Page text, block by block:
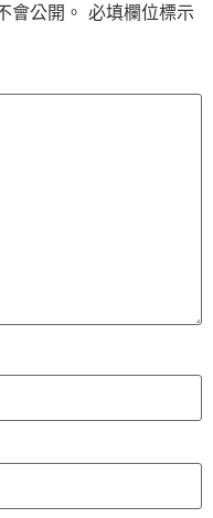
會公開。 必填欄位標示